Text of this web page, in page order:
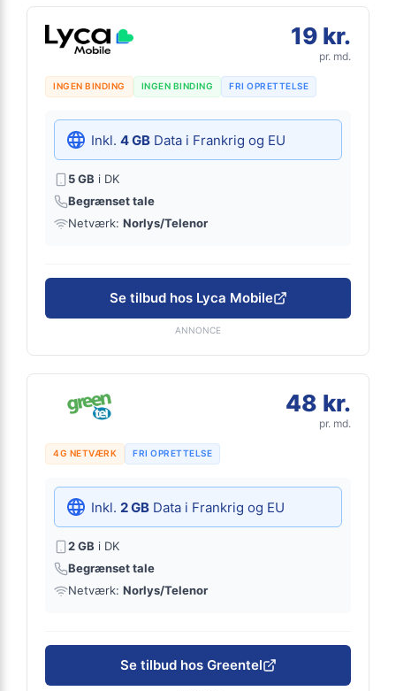
19 kr.
pr. md.
INGEN BINDING INGEN BINDING FRI OPRETTELSE
Inkl. 4 GB Data i Frankrig og EU
5 GB i DK
Begrænset tale
Netværk: Norlys/Telenor
Se tilbud hos Lyca Mobile
ANNONCE
48 kr.
pr. md.
4G NETVÆRK FRI OPRETTELSE
Inkl. 2 GB Data i Frankrig og EU
2 GB i DK
Begrænset tale
Netværk: Norlys/Telenor
Se tilbud hos Greentel